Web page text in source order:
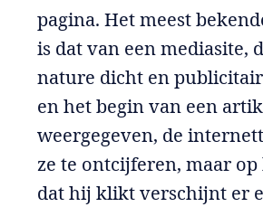
pagina. Het meest
is dat van een mediasite,
nature dicht en
en het begin van een
weergegeven, de
ze te ontcijferen, maar
dat hij klikt verschijnt er